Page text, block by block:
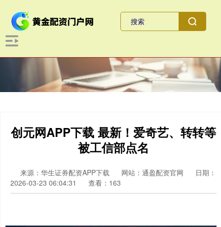
创元网APP下载 最新！爱奇艺、转转等
被工信部点名
来源：华生证券配资APP下载 网站：通盈配资官网
日期：
2026-03-23 06:04:31
查看：163